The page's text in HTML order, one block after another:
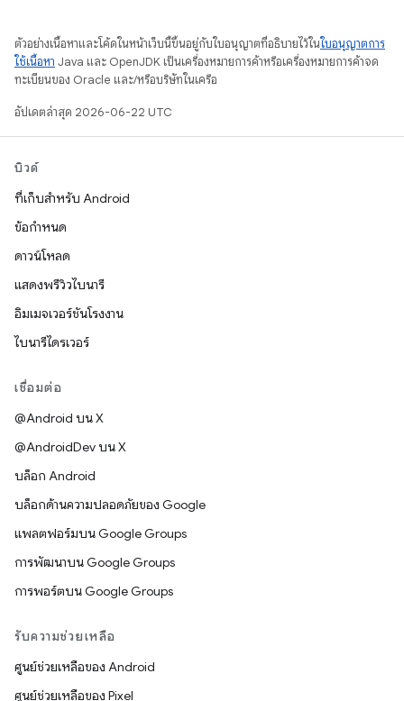
ตัวอย่างเนื้อหาและโค้ดในหน้าเว็บนี้ขึ้นอยู่กับใบอนุญาตที่อธิบายไว้ในใบอนุญาตการ
ใช้เนื้อหา Java และ OpenJDK เป็นเครื่องหมายการค้าหรือเครื่องหมายการค้าจด
ทะเบียนของ Oracle และ/หรือบริษัทในเครือ
อัปเดตล่าสุด 2026-06-22 UTC
บิวด์
ที่เก็บสำหรับ Android
ข้อกำหนด
ดาวน์โหลด
แสดงพรีวิวไบนารี
อิมเมจเวอร์ชันโรงงาน
ไบนารีไดรเวอร์
เชื่อมต่อ
@Android บน X
@AndroidDev บน X
บล็อก Android
บล็อกด้านความปลอดภัยของ Google
แพลตฟอร์มบน Google Groups
การพัฒนาบน Google Groups
การพอร์ตบน Google Groups
รับความช่วยเหลือ
ศูนย์ช่วยเหลือของ Android
ศูนย์ช่วยเหลือของ Pixel